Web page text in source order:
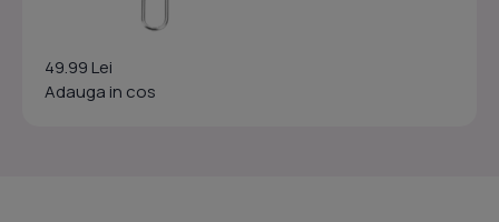
49.99 Lei
Adauga in cos